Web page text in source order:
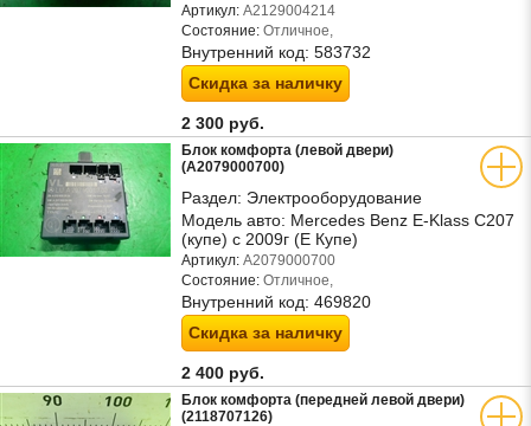
Артикул: A2129004214
Состояние: Отличное,
Внутренний код: 583732
Скидка за наличку
2 300 руб.
Блок комфорта (левой двери)
(A2079000700)
Раздел: Электрооборудование
Модель авто: Mercedes Benz E-Klass C207
(купе) с 2009г (Е Купе)
Артикул: A2079000700
Состояние: Отличное,
Внутренний код: 469820
Скидка за наличку
2 400 руб.
Блок комфорта (передней левой двери)
(2118707126)